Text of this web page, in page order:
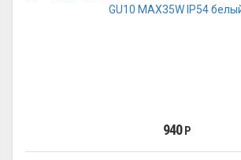
940 Р